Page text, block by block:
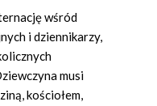
wśród
i dziennikarzy,
musi
kościołem,